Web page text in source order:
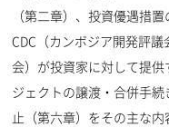
（第二章）、投資優遇措
CDC（カンボジア開発評
会）が投資家に対して提
ジェクトの譲渡・合併手
止（第六章）をその主な内